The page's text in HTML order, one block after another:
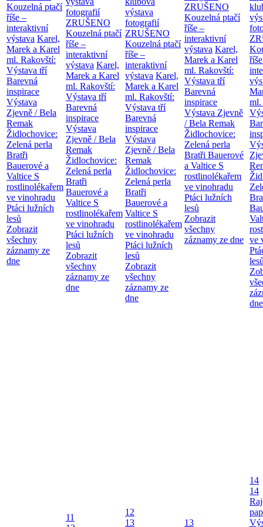
Kouzelná ptačí
říše –
interaktivní
výstava Karel,
Marek a Karel
ml. Rakovští:
Výstava tří
Barevná
inspirace
Výstava
Zjevně / Bela
Remak
Židlochovice:
Zelená perla
Bratři
Bauerové a
Valtice S
rostlinolékařem
ve vinohradu
Ptáci lužních
lesů
Zobrazit
všechny
záznamy ze
dne
fotografií
ZRUŠENO
Kouzelná ptačí
říše –
interaktivní
výstava Karel,
Marek a Karel
ml. Rakovští:
Výstava tří
Barevná
inspirace
Výstava
Zjevně / Bela
Remak
Židlochovice:
Zelená perla
Bratři
Bauerové a
Valtice S
rostlinolékařem
ve vinohradu
Ptáci lužních
lesů
Zobrazit
všechny
záznamy ze
dne
výstava
fotografií
ZRUŠENO
Kouzelná ptačí
říše –
interaktivní
výstava Karel,
Marek a Karel
ml. Rakovští:
Výstava tří
Barevná
inspirace
Výstava
Zjevně / Bela
Remak
Židlochovice:
Zelená perla
Bratři
Bauerové a
Valtice S
rostlinolékařem
ve vinohradu
Ptáci lužních
lesů
Zobrazit
všechny
záznamy ze
dne
ZRUŠENO
Kouzelná ptačí
říše –
interaktivní
výstava Karel,
Marek a Karel
ml. Rakovští:
Výstava tří
Barevná
inspirace
Výstava Zjevně
/ Bela Remak
Židlochovice:
Zelená perla
Bratři Bauerové
a Valtice S
rostlinolékařem
ve vinohradu
Ptáci lužních
lesů
Zobrazit
všechny
záznamy ze dne
ml.
ve
dne
11
12
13
13
14
14